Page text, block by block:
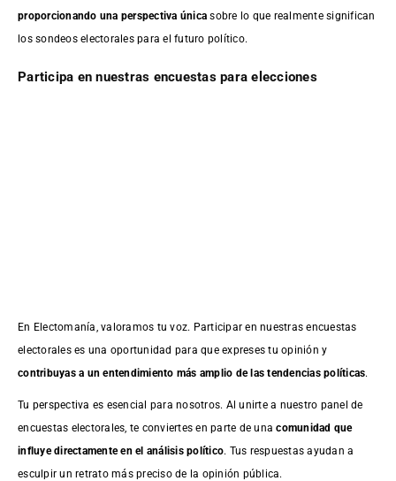
proporcionando una perspectiva única sobre lo que realmente significan
los sondeos electorales para el futuro político.
Participa en nuestras encuestas para elecciones
En Electomanía, valoramos tu voz. Participar en nuestras encuestas
electorales es una oportunidad para que expreses tu opinión y
contribuyas a un entendimiento más amplio de las tendencias políticas.
Tu perspectiva es esencial para nosotros. Al unirte a nuestro panel de
encuestas electorales, te conviertes en parte de unacomunidad que
influye directamente en el análisis político. Tus respuestas ayudan a
esculpir un retrato más preciso de la opinión pública.